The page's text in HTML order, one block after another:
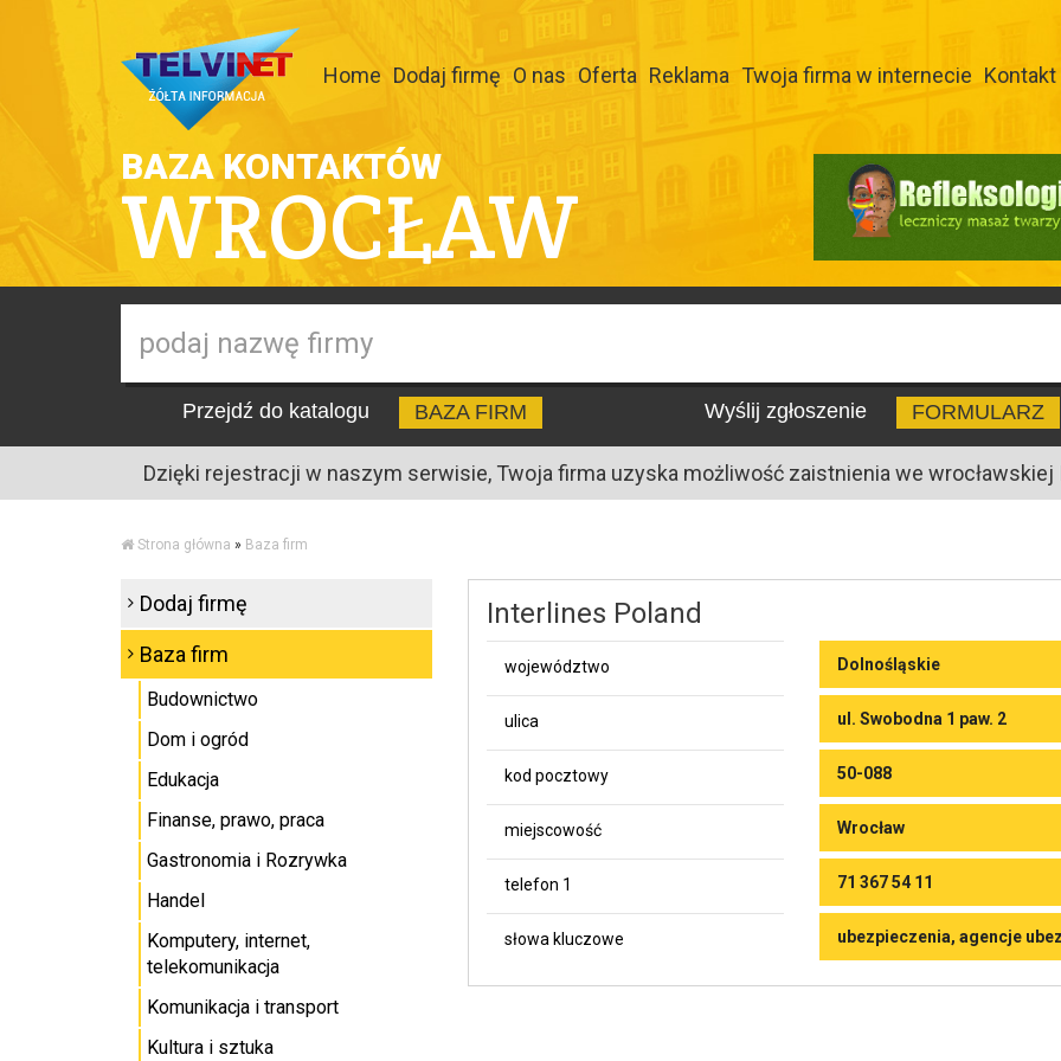
Home Dodaj firmę O nas Oferta Reklama Twoja firma w internecie Kontakt
BAZA KONTAKTÓW
WROCŁAW
Przejdź do katalogu BAZA FIRM Wyślij zgłoszenie FORMULARZ
Dzięki rejestracji w naszym serwisie, Twoja firma uzyska możliwość zaistnienia we wrocławskiej
Strona główna » Baza firm
Interlines Poland
województwo Dolnośląskie
ulica ul. Swobodna 1 paw. 2
kod pocztowy 50-088
miejscowość Wrocław
telefon 1 71 367 54 11
słowa kluczowe ubezpieczenia, agencje
Dodaj firmę
Baza firm
Budownictwo
Dom i ogród
Edukacja
Finanse, prawo, praca
Gastronomia i Rozrywka
Handel
Komputery, internet,
telekomunikacja
Komunikacja i transport
Kultura i sztuka